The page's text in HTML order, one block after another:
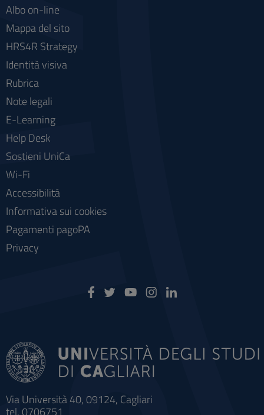
Via Università 40, 09124, Cagliari
tel. 0706751
Albo on-line
Mappa del sito
HRS4R Strategy
Identità visiva
Rubrica
Note legali
E-Learning
Help Desk
Sostieni UniCa
Wi-Fi
Accessibilità
Informativa sui cookies
Pagamenti pagoPA
Privacy